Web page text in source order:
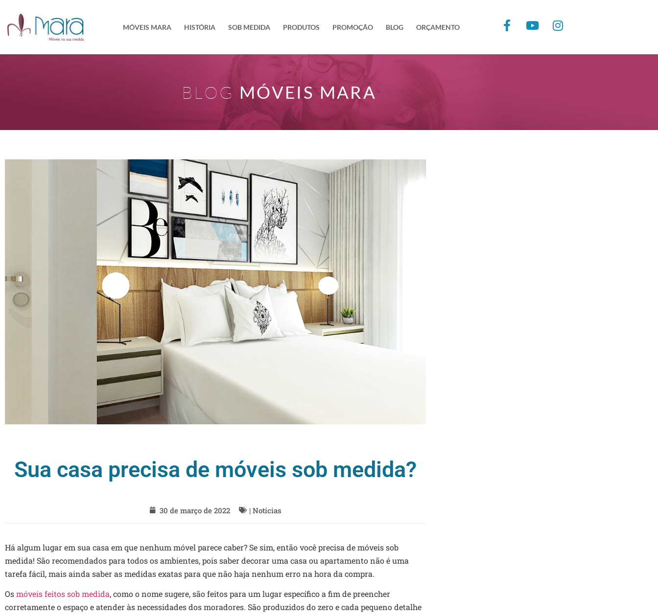
MÓVEIS MARA HISTÓRIA SOB MEDIDA PRODUTOS PROMOÇÃO BLOG ORÇAMENTO
BLOG MÓVEIS MARA
Sua casa precisa de móveis sob medida?
30 de março de 2022 | Notícias
Há algum lugar em sua casa em que nenhum móvel parece caber? Se sim, então você precisa de móveis sob
medida! São recomendados para todos os ambientes, pois saber decorar uma casa ou apartamento não é uma
tarefa fácil, mais ainda saber as medidas exatas para que não haja nenhum erro na hora da compra.
Osmóveis feitos sob medida, como o nome sugere, são feitos para um lugar específico a fim de preencher
corretamente o espaço e atender às necessidades dos moradores. São produzidos do zero e cada pequeno detalhe